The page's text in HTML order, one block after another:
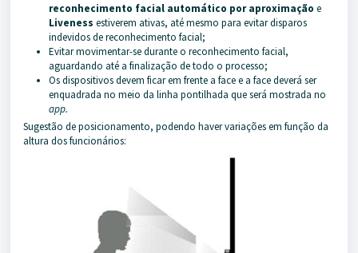
reconhecimento facial automático por aproximação e
Liveness estiverem ativas, até mesmo para evitar disparos
indevidos de reconhecimento facial;
Evitar movimentar-se durante o reconhecimento facial,
aguardando até a finalização de todo o processo;
Os dispositivos devem ficar em frente a face e a face deverá ser
enquadrada no meio da linha pontilhada que será mostrada no
app.
Sugestão de posicionamento, podendo haver variações em função da
altura dos funcionários: